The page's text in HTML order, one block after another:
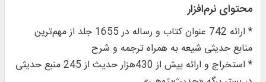
محتوای نرم‌افزار
* ارائه 742 عنوان کتاب و رساله در 1655 جلد از مهم‌ترین
منابع حدیثی شیعه به همراه ترجمه و شرح
* استخراج و ارائه بیش از 430هزار حدیث از 245 منبع حدیثی